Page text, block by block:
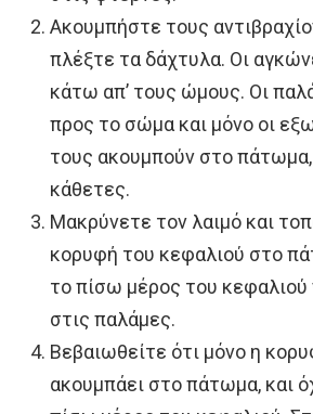
Ακουμπήστε τους
πλέξτε τα δάχτυλα. Οι
κάτω απ’ τους ώμους. Οι
προς το σώμα και μόνο οι
τους ακουμπούν στο πάτωμα,
κάθετες.
Μακρύνετε τον λαιμό και
κορυφή του κεφαλιού στο
το πίσω μέρος του κεφαλιού
στις παλάμες.
Βεβαιωθείτε ότι μόνο η
ακουμπάει στο πάτωμα, και